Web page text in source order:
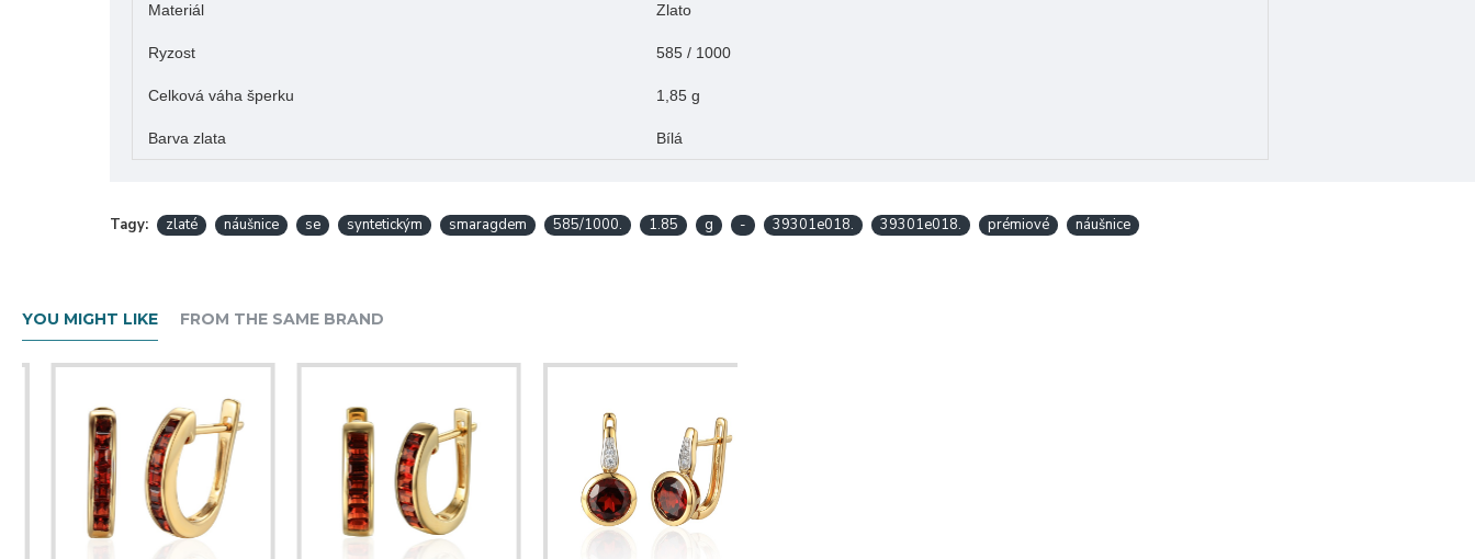
Materiál Zlato
Ryzost 585 / 1000
Celková váha šperku 1,85 g
Barva zlata Bílá
Tagy: zlaté náušnice se syntetickým smaragdem 585/1000. 1.85 g - 39301e018. 39301e018. prémiové náušnice
YOU MIGHT LIKE FROM THE SAME BRAND